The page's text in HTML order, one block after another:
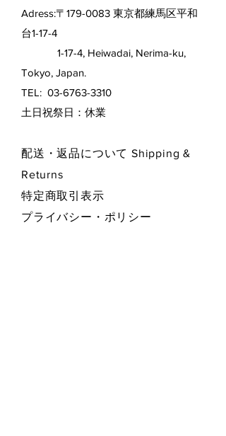
Adress:〒179-0083 東京都練馬区平和
台1-17-4
1-17-4, Heiwadai, Nerima-ku,
Tokyo, Japan.
TEL: 03-6763-3310
​土日祝祭日：休業
配送・返品について Shipping &
Returns
特定商取引表示
プライバシー・ポリシー